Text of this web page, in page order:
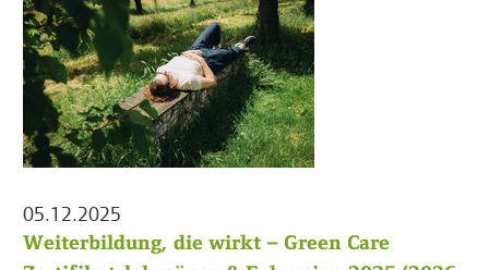
05.12.2025
Weiterbildung, die wirkt – Green Care